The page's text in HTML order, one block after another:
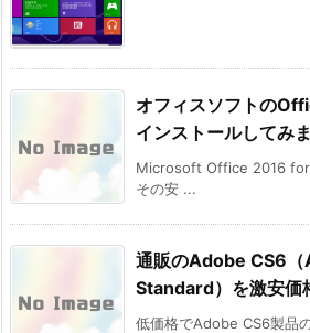
オフィスソフトの
インストールしてみ
Microsoft Office 2016 for
その安 ...
通販のAdobe CS6
Standard）を激安価
低価格でAdobe CS6製品